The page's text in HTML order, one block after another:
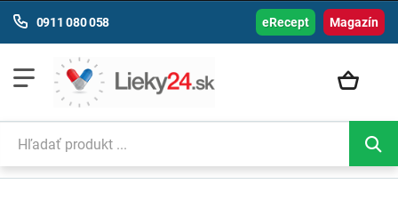
Magazín
0911 080 058 eRecept